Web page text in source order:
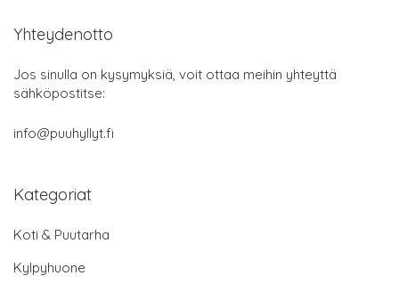
Yhteydenotto
Jos sinulla on kysymyksiä, voit ottaa meihin yhteyttä
sähköpostitse:
info@puuhyllyt.fi
Kategoriat
Koti & Puutarha
Kylpyhuone